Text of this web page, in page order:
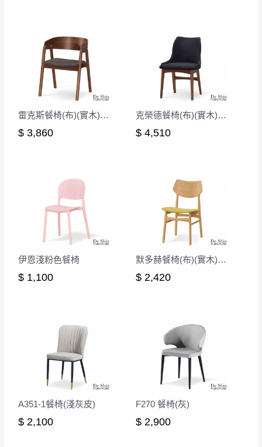
（可於LINE線上詢問 →
加收說明
其它注意事項
本司貨車運送如因路況不佳、天候惡劣、過於偏遠之
山區內等，或收貨地點搬運過於困難等因素，導致無
法順利配送，本公司除了盡最大努力完成配送外，視
狀況保有出貨的權利。
保護物流人員的工作安全，賣家無提供吊掛服務，若
商品，無法指定特定時間送達，司機當天到貨前皆會
再與您通知，讓您不用整天在家等貨，以免浪費你的
寶貴時間。
如遇自然災害、政府宣布之災害警報等不可抗力情
事，而危及運送人員輸送之安全，本司得視狀況延後
百貨公司配送暫無法配合開店前、閉店後時段，並送
貨。
由於透過電腦螢幕選購商品，可能會因個人
電腦螢幕的設定色差或解析度等因素， 與實
際商品的顏色、質感稍有不同，如因此而需
退換貨，
需自付來回運費及人資成本
，請您
訂購前詳加確認。(包含商品尺寸是否合適)。
訂購前請確認商品尺寸，大型物件因為人工
非因本公司問題而需退換貨，請於收到貨7日
內通知客服人員(Line@ ID：
@dershin
須保持商品全新狀態與完整包裝。鑑賞期間
若發生非本司因素致使之汙損破壞，恕無法
辦理退換貨。
台北市、新北市地區固定每周(三)、(日)兩天
收送貨，敬請見諒！
環境不同。若屬人為因素導致商品損壞、零
件短缺，則維修、搬運費用，需由消費者自
行吸收(另事先與消費者報價，消費者同意將
會進行維修)。
到貨7日內為鑑賞期(注意:鑑賞期非試用期)，
若非商品品質瑕疵問題於鑑賞期內退貨之情
形，我們需酌收退貨運費。
雷克斯餐椅(布)(實木)(MI-744-1)
$ 3,860
克榮德餐椅(布)(實木)(MI-713)
$ 4,510
伊恩淺粉色餐椅
$ 1,100
默多赫餐椅(布)(實木)(MI-469)
$ 2,420
A351-1餐椅(淺灰皮)
$ 2,100
F270 餐椅(灰)
$ 2,900